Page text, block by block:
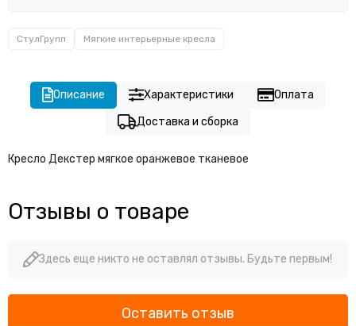
СтулГрупп Мягкие интерьерные кресла
Описание Характеристики
Оплата
Доставка и сборка
Кресло Декстер мягкое оранжевое тканевое
Отзывы о товаре
Здесь еще никто не оставлял отзывы. Будьте первым!
Оставить отзыв